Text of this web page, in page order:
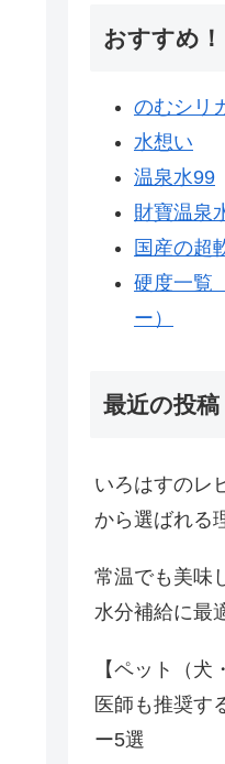
おすすめ！
のむシリ
水想い
温泉水99
財寶温泉
国産の超
硬度一覧
ー）
最近の投稿
いろはすのレ
から選ばれる
常温でも美味
水分補給に最
【ペット（
医師も推奨す
ー5選